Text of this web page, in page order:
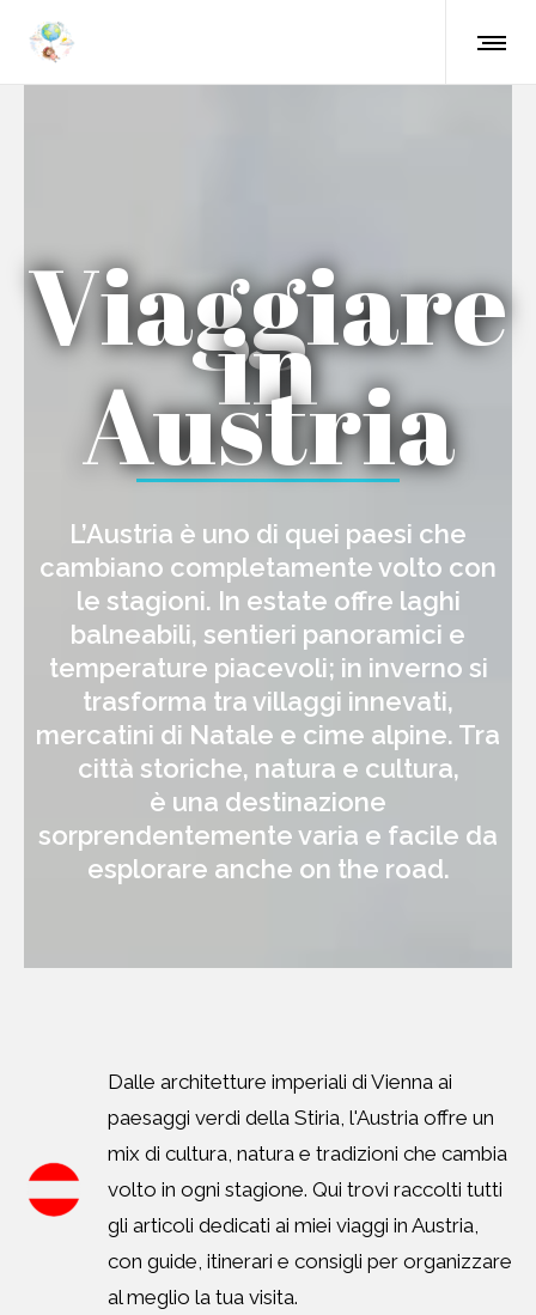
Viaggiare
in
Austria
L’Austria è uno di quei paesi che
cambiano completamente volto con
le stagioni. In estate offre laghi
balneabili, sentieri panoramici e
temperature piacevoli; in inverno si
trasforma tra villaggi innevati,
mercatini di Natale e cime alpine. Tra
città storiche, natura e cultura,
è una destinazione
sorprendentemente varia e facile da
esplorare anche on the road.
Dalle architetture imperiali di Vienna ai
paesaggi verdi della Stiria, l'Austria offre un
mix di cultura, natura e tradizioni che cambia
volto in ogni stagione. Qui trovi raccolti tutti
gli articoli dedicati ai miei viaggi in Austria,
con guide, itinerari e consigli per organizzare
al meglio la tua visita.